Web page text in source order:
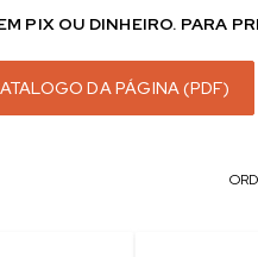
PIX OU DINHEIRO. PARA
DA PÁGINA (PDF)